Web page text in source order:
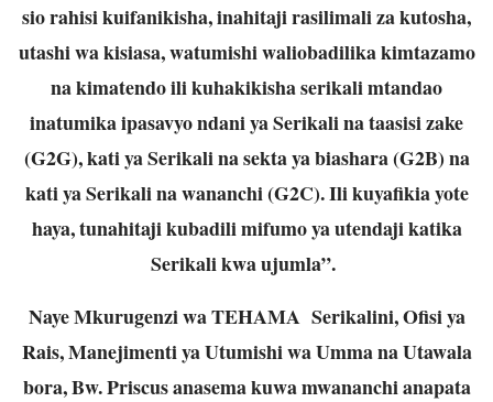
sio rahisi kuifanikisha, inahitaji rasilimali za kutosha,
utashi wa kisiasa, watumishi waliobadilika kimtazamo
na kimatendo ili kuhakikisha serikali mtandao
inatumika ipasavyo ndani ya Serikali na taasisi zake
(G2G), kati ya Serikali na sekta ya biashara (G2B) na
kati ya Serikali na wananchi (G2C). Ili kuyafikia yote
haya, tunahitaji kubadili mifumo ya utendaji katika
Serikali kwa ujumla”.
Naye Mkurugenzi wa TEHAMA Serikalini, Ofisi ya
Rais, Manejimenti ya Utumishi wa Umma na Utawala
bora, Bw. Priscus anasema kuwa mwananchi anapata